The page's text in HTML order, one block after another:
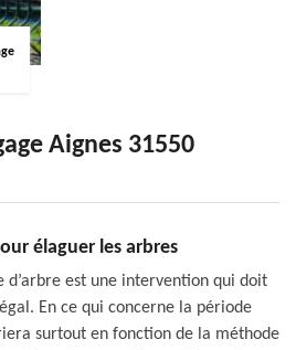
Aignes 31550
élaguer les arbres
d’arbre est une intervention qui doit
En ce qui concerne la période
surtout en fonction de la méthode